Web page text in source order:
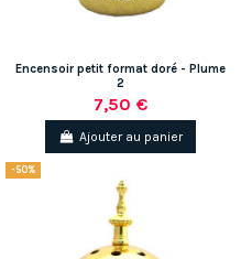
Encensoir petit format doré - Plume
2
7,50 €
Ajouter au panier
-50%